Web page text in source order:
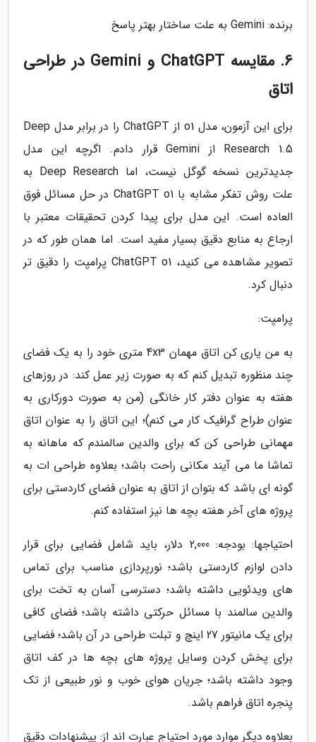
برنده: Gemini به علت ساختار بهتر پاسخ
6. مقایسه ChatGPT و Gemini در طراحی
اتاق
برای این آزمون، مدل o1 از ChatGPT را در برابر مدل Deep
Research 1.5 از Gemini قرار دادم. اگرچه این مدل
جدیدترین نسخه گوگل نیست، اما Deep Research به
علت روش تفکر مشابه با ChatGPT o1 در حل مسائل فوق
العاده است. این مدل برای پیدا کردن تحقیقات معتبر با
ارجاع به منابع دقیق بسیار مفید است. اما همان طور که در
تصویر مشاهده می کنید، ChatGPT o1 پرامپت را دقیق تر
دنبال کرد.
پرامپت:
به من یاری کن اتاق مهمان 4x3 متری خود را به یک فضای
چند منظوره تبدیل کنم که به صورت زیر عمل کند: در روزهای
هفته به عنوان دفتر کار خانگی (من به صورت دورکاری به
عنوان طراح گرافیک کار می کنم)؛ این اتاق را به عنوان اتاق
مهمانی طراحی کن که برای والدین سالمندم که ماهانه به
تماشا ما می آیند مکانی راحت باشد؛ بعلاوه طراحی ات به
گونه ای باشد که بتوان از اتاق به عنوان فضای کاردستی برای
پروژه های آخر هفته بچه ها نیز استفاده کنم.
احتیاجها: بودجه: 2,000 دلار، باید شامل فضایی برای قرار
دادن لوازم کاردستی باشد؛ نورپردازی مناسب برای تماس
های ویدئویی داشته باشد؛ دسترسی آسان به تخت برای
والدین سالمند با مسائل حرکتی داشته باشد؛ فضای کافی
برای یک مانیتور 27 اینچ و تبلت طراحی در آن باشد؛ فضایی
برای پخش کردن وسایل پروژه های بچه ها در کف اتاق
وجود داشته باشد؛ جریان هوای خوب و نور طبیعی از تک
پنجره اتاق فراهم باشد.
بعلاوه دیگر موارد مورد احتیاج عبارت اند از: پیشنهادات دقیق